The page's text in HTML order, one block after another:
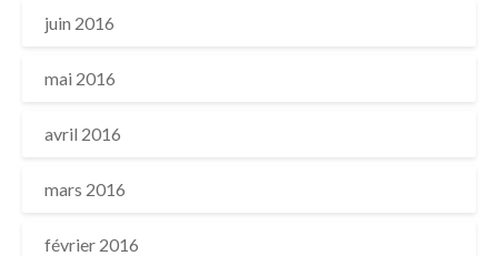
juin 2016
mai 2016
avril 2016
mars 2016
février 2016